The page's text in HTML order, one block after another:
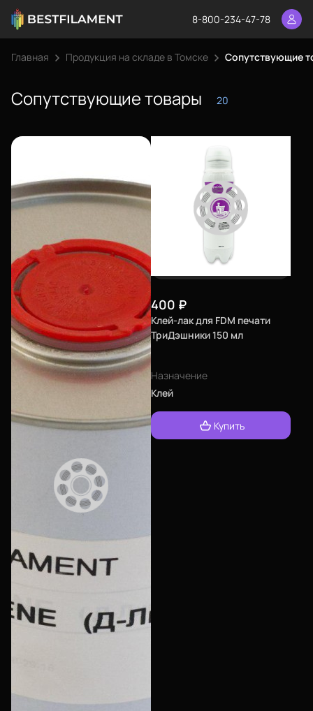
8-800-234-47-78
Главная Продукция на складе в Томске Сопутствующие
Сопутствующие товары 20
400 ₽
Клей-лак для FDM печати
ТриДэшники 150 мл
Назначение
Клей
Купить